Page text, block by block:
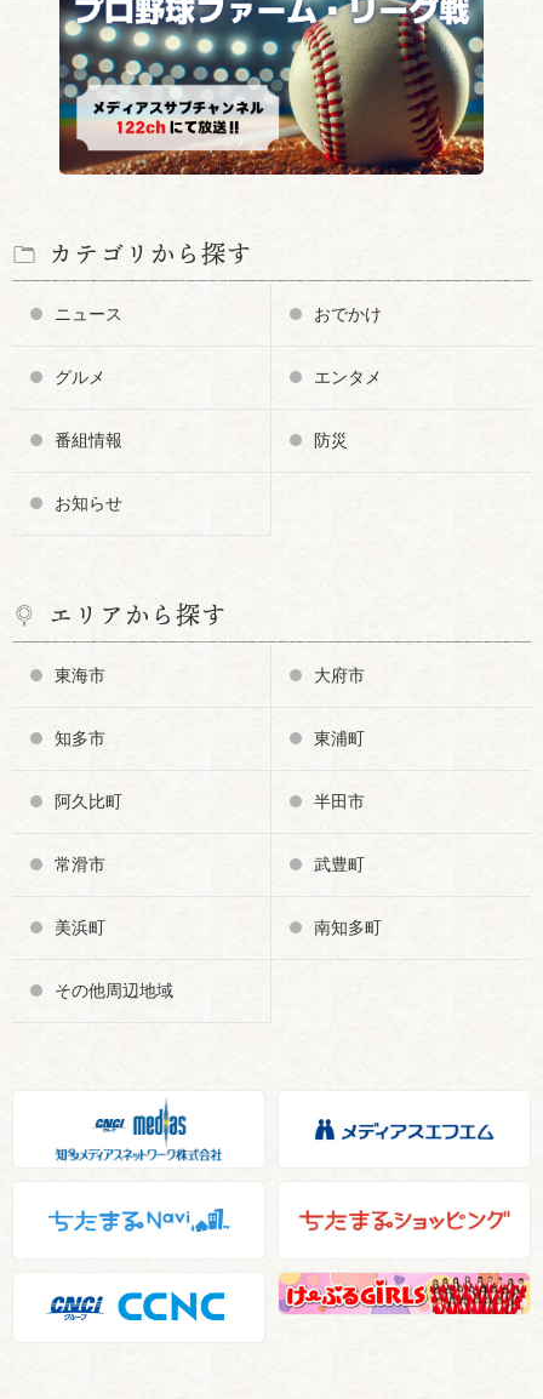
カテゴリから探す
ニュース おでかけ
グルメ エンタメ
番組情報 防災
お知らせ
エリアから探す
東海市 大府市
知多市 東浦町
阿久比町 半田市
常滑市 武豊町
美浜町 南知多町
その他周辺地域